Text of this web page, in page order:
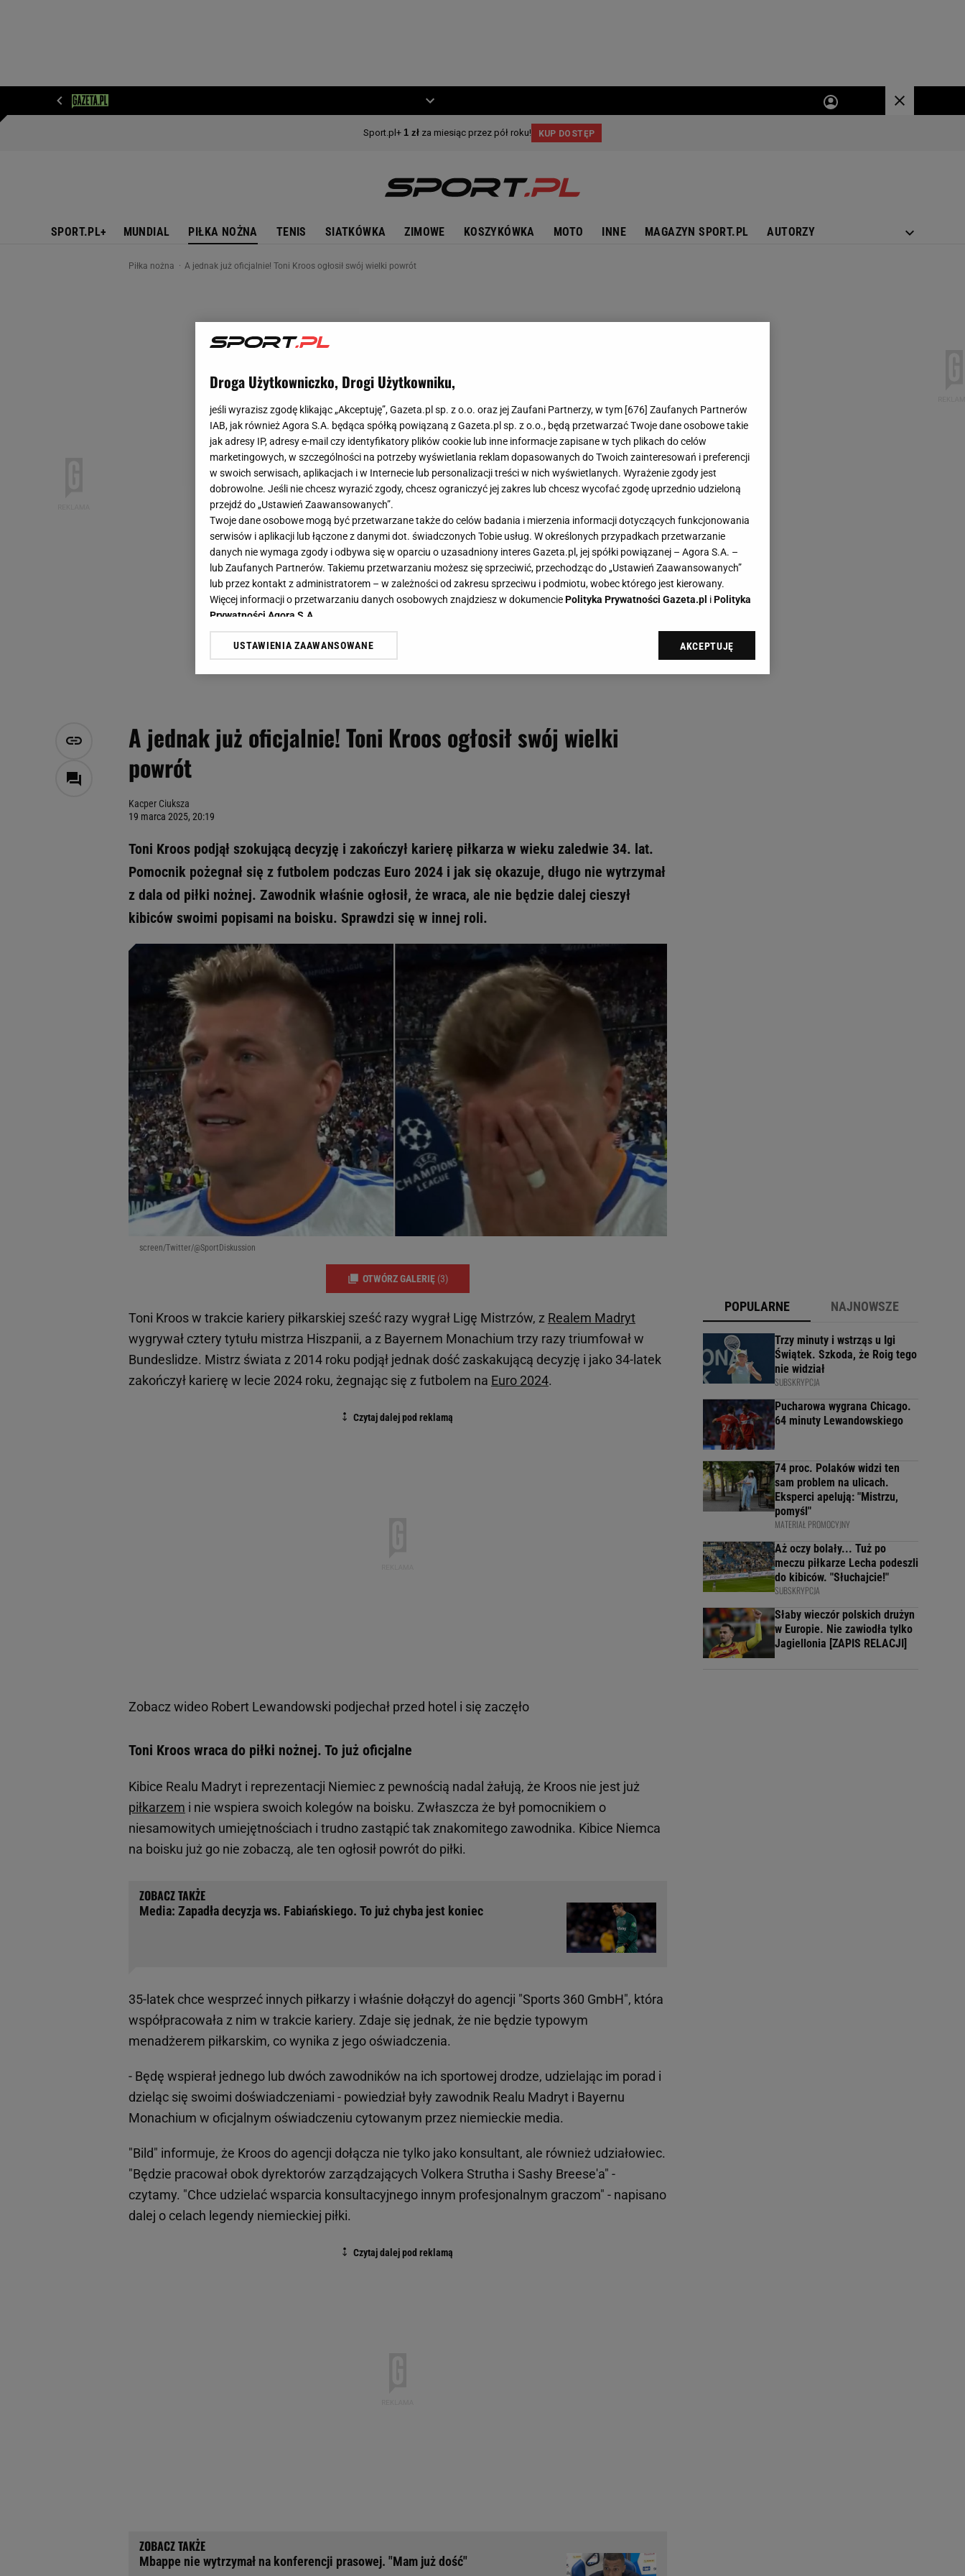
SPORT.PL+ MUNDIAL PIŁKA NOŻNA TENIS SIATKÓWKA ZIMOWE KOSZYKÓWKA MOTO INNE MAGAZYN SPORT.PL AUTORZY
Piłka nożna A jednak już oficjalnie! Toni Kroos ogłosił swój wielki powrót
A jednak już oficjalnie! Toni Kroos ogłosił swój wielki
powrót
Kacper Ciuksza
19 marca 2025, 20:19
Toni Kroos podjął szokującą decyzję i zakończył karierę piłkarza w wieku zaledwie 34. lat.
Pomocnik pożegnał się z futbolem podczas Euro 2024 i jak się okazuje, długo nie wytrzymał
z dala od piłki nożnej. Zawodnik właśnie ogłosił, że wraca, ale nie będzie dalej cieszył
kibiców swoimi popisami na boisku. Sprawdzi się w innej roli.
screen/Twitter/@SportDiskussion
OTWÓRZ GALERIĘ (3)
Toni Kroos w trakcie kariery piłkarskiej sześć razy wygrał Ligę Mistrzów, z Realem Madryt
wygrywał cztery tytułu mistrza Hiszpanii, a z Bayernem Monachium trzy razy triumfował w
Bundeslidze. Mistrz świata z 2014 roku podjął jednak dość zaskakującą decyzję i jako 34-latek
zakończył karierę w lecie 2024 roku, żegnając się z futbolem na Euro 2024.
Zobacz wideo Robert Lewandowski podjechał przed hotel i się zaczęło
Toni Kroos wraca do piłki nożnej. To już oficjalne
Kibice Realu Madryt i reprezentacji Niemiec z pewnością nadal żałują, że Kroos nie jest już
piłkarzem i nie wspiera swoich kolegów na boisku. Zwłaszcza że był pomocnikiem o
niesamowitych umiejętnościach i trudno zastąpić tak znakomitego zawodnika. Kibice Niemca
na boisku już go nie zobaczą, ale ten ogłosił powrót do piłki.
Media: Zapadła decyzja ws. Fabiańskiego. To już chyba jest koniec
35-latek chce wesprzeć innych piłkarzy i właśnie dołączył do agencji "Sports 360 GmbH", która
współpracowała z nim w trakcie kariery. Zdaje się jednak, że nie będzie typowym
menadżerem piłkarskim, co wynika z jego oświadczenia.
- Będę wspierał jednego lub dwóch zawodników na ich sportowej drodze, udzielając im porad i
dzieląc się swoimi doświadczeniami - powiedział były zawodnik Realu Madryt i Bayernu
Monachium w oficjalnym oświadczeniu cytowanym przez niemieckie media.
"Bild" informuje, że Kroos do agencji dołącza nie tylko jako konsultant, ale również udziałowiec.
"Będzie pracował obok dyrektorów zarządzających Volkera Strutha i Sashy Breese'a" -
czytamy. "Chce udzielać wsparcia konsultacyjnego innym profesjonalnym graczom" - napisano
dalej o celach legendy niemieckiej piłki.
Mbappe nie wytrzymał na konferencji prasowej. "Mam już dość"
POPULARNE NAJNOWSZE
Trzy minuty i wstrząs u Igi
Świątek. Szkoda, że Roig tego
nie widział
SUBSKRYPCJA
Pucharowa wygrana Chicago.
64 minuty Lewandowskiego
74 proc. Polaków widzi ten
sam problem na ulicach.
Eksperci apelują: "Mistrzu,
pomyśl"
MATERIAŁ PROMOCYJNY
Aż oczy bolały... Tuż po
meczu piłkarze Lecha podeszli
do kibiców. "Słuchajcie!"
SUBSKRYPCJA
Słaby wieczór polskich drużyn
w Europie. Nie zawiodła tylko
Jagiellonia [ZAPIS RELACJI]
Droga Użytkowniczko, Drogi Użytkowniku,
jeśli wyrazisz zgodę klikając „Akceptuję”, Gazeta.pl sp. z o.o. oraz jej Zaufani Partnerzy, w tym [676] Zaufanych Partnerów
IAB, jak również Agora S.A. będąca spółką powiązaną z Gazeta.pl sp. z o.o., będą przetwarzać Twoje dane osobowe takie
jak adresy IP, adresy e-mail czy identyfikatory plików cookie lub inne informacje zapisane w tych plikach do celów
marketingowych, w szczególności na potrzeby wyświetlania reklam dopasowanych do Twoich zainteresowań i preferencji
w swoich serwisach, aplikacjach i w Internecie lub personalizacji treści w nich wyświetlanych. Wyrażenie zgody jest
dobrowolne. Jeśli nie chcesz wyrazić zgody, chcesz ograniczyć jej zakres lub chcesz wycofać zgodę uprzednio udzieloną
przejdź do „Ustawień Zaawansowanych”.
Twoje dane osobowe mogą być przetwarzane także do celów badania i mierzenia informacji dotyczących funkcjonowania
serwisów i aplikacji lub łączone z danymi dot. świadczonych Tobie usług. W określonych przypadkach przetwarzanie
danych nie wymaga zgody i odbywa się w oparciu o uzasadniony interes Gazeta.pl, jej spółki powiązanej – Agora S.A. –
lub Zaufanych Partnerów. Takiemu przetwarzaniu możesz się sprzeciwić, przechodząc do „Ustawień Zaawansowanych”
lub przez kontakt z administratorem – w zależności od zakresu sprzeciwu i podmiotu, wobec którego jest kierowany.
Więcej informacji o przetwarzaniu danych osobowych znajdziesz w dokumenciePolityka Prywatności Gazeta.pl iPolityka
Prywatności Agora S.A.
Klikając „Akceptuję” wyrażasz też zgodę na zainstalowanie i przechowywanie plików cookie Gazeta.pl sp. z o.o., jej
Zaufanych Partnerów i Agora S.A. na Twoim urządzeniu końcowym. Możesz w każdej chwili zmienić swoje preferencje
My, nasi Zaufani Partnerzy i Agora S.A. możemy przetwarzać dane osobowe w następujących celach:
Użycie dokładnych danych geolokalizacyjnych. Aktywne skanowanie charakterystyki urządzenia do celów identyfikacji.
USTAWIENIA ZAAWANSOWANE AKCEPTUJĘ